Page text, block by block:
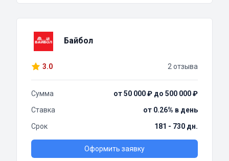
Байбол
3.0 2 отзыва
Сумма
от 50 000 ₽ до 500 000 ₽
Ставка
от 0.26% в день
Срок
181 - 730 дн.
Оформить заявку